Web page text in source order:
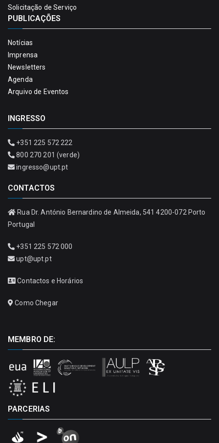
Solicitação de Serviço
PUBLICAÇÕES
Notícias
Imprensa
Newsletters
Agenda
Arquivo de Eventos
INGRESSO
+351 225 572 222
800 270 201 (verde)
ingresso@upt.pt
CONTACTOS
Rua Dr. António Bernardino de Almeida, 541 4200-072 Porto
Portugal
+351 225 572 000
upt@upt.pt
Contactos e Horários
Como Chegar
MEMBRO DE:
PARCERIAS